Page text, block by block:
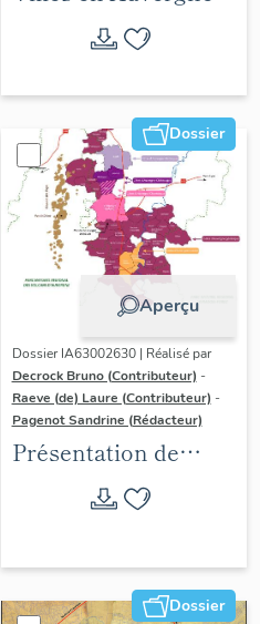
les formes urbaines
Dossier
Aperçu
Dossier IA63002630 | Réalisé par
Decrock Bruno (Contributeur) -
Raeve (de) Laure (Contributeur) -
Pagenot Sandrine (Rédacteur)
Présentation de
l'aire d'étude de
l'inventaire du
de Clermont-
Auvergne-Métropole
Dossier